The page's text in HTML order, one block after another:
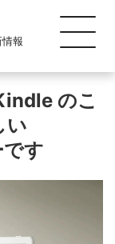
報
のこ
い
す